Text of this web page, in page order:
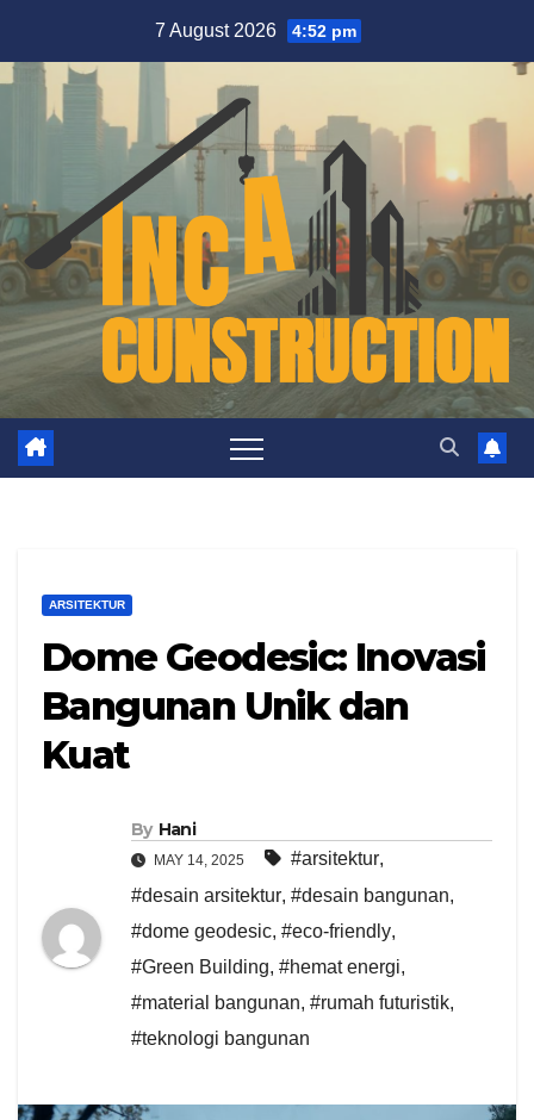
content
7 August 2026 4:52 pm
ARSITEKTUR
Dome Geodesic: Inovasi
Bangunan Unik dan
Kuat
By Hani
MAY 14, 2025 #arsitektur,
#desain arsitektur, #desain bangunan,
#dome geodesic, #eco-friendly,
#Green Building, #hemat energi,
#material bangunan, #rumah futuristik,
#teknologi bangunan